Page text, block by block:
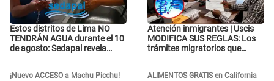
Estos distritos de Lima NO
TENDRÁN AGUA durante el 10
de agosto: Sedapal revela
¡Nuevo ACCESO a Machu Picchu!
Atención inmigrantes | Uscis
MODIFICA SUS REGLAS: Los
trámites migratorios que
ALIMENTOS GRATIS en California